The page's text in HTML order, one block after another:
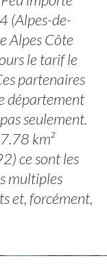
(Alpes-de-
Alpes Côte
le tarif le
partenaires
département
seulement.
km²
ce sont les
multiples
et, forcément,